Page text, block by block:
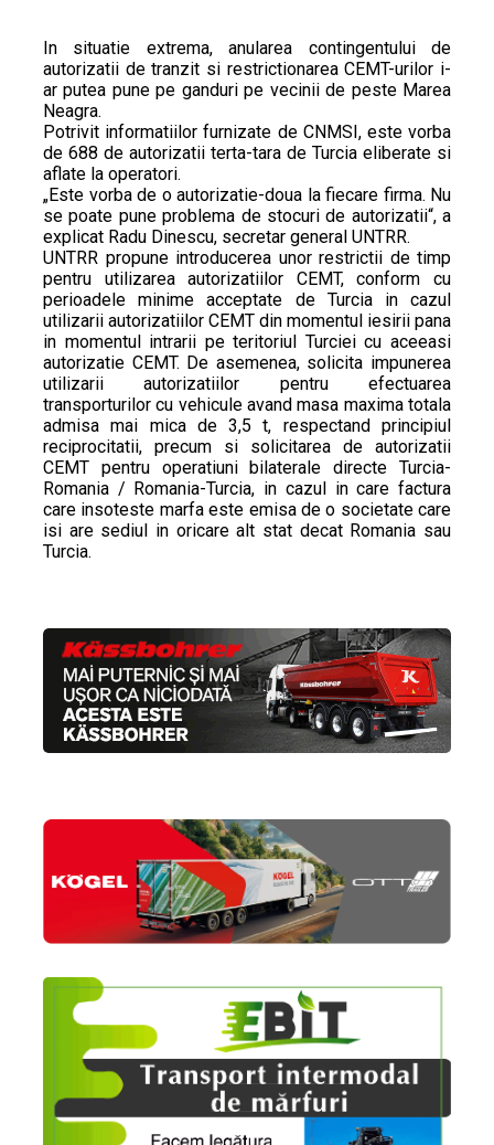
In situatie extrema, anularea contingentului de
autorizatii de tranzit si restrictionarea CEMT-urilor i-
ar putea pune pe ganduri pe vecinii de peste Marea
Neagra.
Potrivit informatiilor furnizate de CNMSI, este vorba
de 688 de autorizatii terta-tara de Turcia eliberate si
aflate la operatori.
„Este vorba de o autorizatie-doua la fiecare firma. Nu
se poate pune problema de stocuri de autorizatii“, a
explicat Radu Dinescu, secretar general UNTRR.
UNTRR propune introducerea unor restrictii de timp
pentru utilizarea autorizatiilor CEMT, conform cu
perioadele minime acceptate de Turcia in cazul
utilizarii autorizatiilor CEMT din momentul iesirii pana
in momentul intrarii pe teritoriul Turciei cu aceeasi
autorizatie CEMT. De asemenea, solicita impunerea
utilizarii autorizatiilor pentru efectuarea
transporturilor cu vehicule avand masa maxima totala
admisa mai mica de 3,5 t, respectand principiul
reciprocitatii, precum si solicitarea de autorizatii
CEMT pentru operatiuni bilaterale directe Turcia-
Romania / Romania-Turcia, in cazul in care factura
care insoteste marfa este emisa de o societate care
isi are sediul in oricare alt stat decat Romania sau
Turcia.